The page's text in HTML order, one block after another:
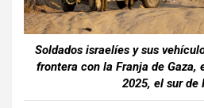
Soldados israelíes y sus
frontera con la Franja de Gaza,
2025, el sur de